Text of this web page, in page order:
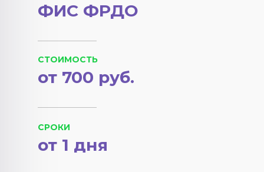
ФИС ФРДО
СРОКИ
СТОИМОСТЬ
от 1 дня
от 700 руб.